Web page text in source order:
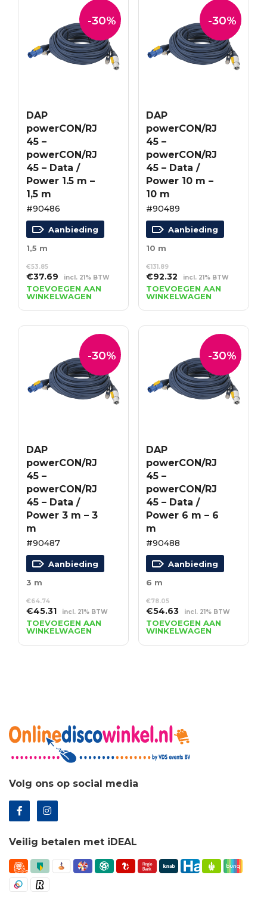
-30%
DAP
powerCON/RJ
45 –
powerCON/RJ
45 – Data /
Power 1.5 m –
1,5 m
#90486
Aanbieding
1,5 m
€53.85
Oorspronkelijke
prijs
was:
€53.85.
€37.69Huidige
prijs
is:
€37.69.
incl. 21% BTW
TOEVOEGEN AAN
WINKELWAGEN
-30%
DAP
powerCON/RJ
45 –
powerCON/RJ
45 – Data /
Power 10 m –
10 m
#90489
Aanbieding
10 m
€131.89
Oorspronkelijke
prijs
was:
€131.89.
€92.32 Huidige
prijs
is:
€92.32.
incl. 21% BTW
TOEVOEGEN AAN
WINKELWAGEN
-30%
DAP
powerCON/RJ
45 –
powerCON/RJ
45 – Data /
Power 3 m – 3
m
#90487
Aanbieding
3 m
€64.74
Oorspronkelijke
prijs
was:
€64.74.
€45.31Huidige
prijs
is:
€45.31.
incl. 21% BTW
TOEVOEGEN AAN
WINKELWAGEN
-30%
DAP
powerCON/RJ
45 –
powerCON/RJ
45 – Data /
Power 6 m – 6
m
#90488
Aanbieding
6 m
€78.05
Oorspronkelijke
prijs
was:
€78.05.
€54.63Huidige
prijs
is:
€54.63.
incl. 21% BTW
TOEVOEGEN AAN
WINKELWAGEN
Volg ons op social media
Veilig betalen met iDEAL